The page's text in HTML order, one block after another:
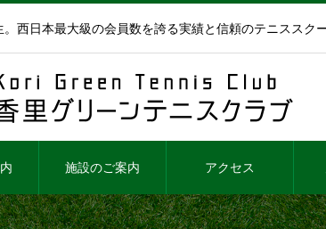
西日本最大級の会員数を誇る実績と信頼のテニススクー
施設のご案内 アクセス